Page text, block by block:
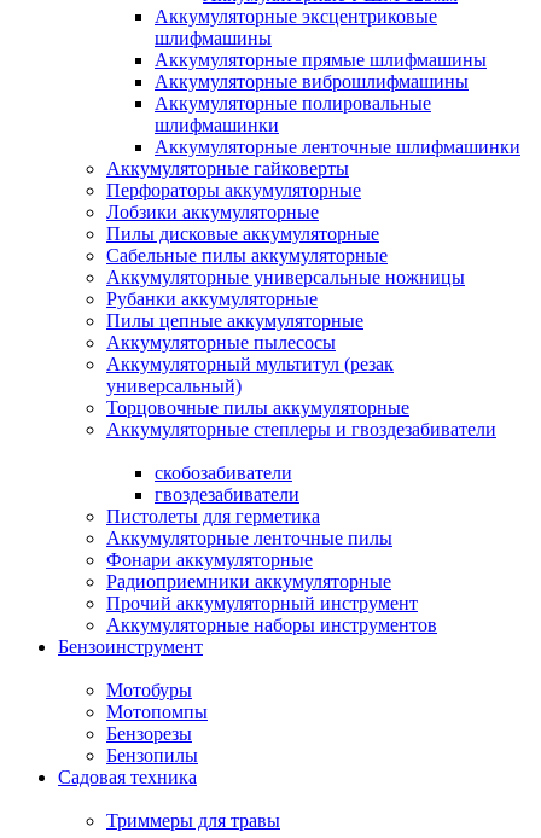
Аккумуляторные эксцентриковые
шлифмашины
Аккумуляторные прямые шлифмашины
Аккумуляторные виброшлифмашины
Аккумуляторные полировальные
шлифмашинки
Аккумуляторные ленточные шлифмашинки
Аккумуляторные гайковерты
Перфораторы аккумуляторные
Лобзики аккумуляторные
Пилы дисковые аккумуляторные
Сабельные пилы аккумуляторные
Аккумуляторные универсальные ножницы
Рубанки аккумуляторные
Пилы цепные аккумуляторные
Аккумуляторные пылесосы
Аккумуляторный мультитул (резак
универсальный)
Торцовочные пилы аккумуляторные
Аккумуляторные степлеры и гвоздезабиватели
скобозабиватели
гвоздезабиватели
Пистолеты для герметика
Аккумуляторные ленточные пилы
Фонари аккумуляторные
Радиоприемники аккумуляторные
Прочий аккумуляторный инструмент
Аккумуляторные наборы инструментов
Бензоинструмент
Мотобуры
Мотопомпы
Бензорезы
Бензопилы
Садовая техника
Триммеры для травы